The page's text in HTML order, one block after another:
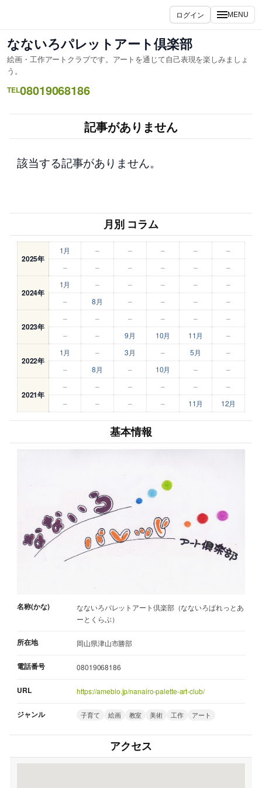
ス
キ
プ
ログイン MENU
なないろパレットアート倶楽部
絵画・工作アートクラブです。アートを通じて自己表現を楽しみましょ
う。
TEL08019068186
記事がありません
該当する記事がありません。
月別 コラム
2025年
1月 – – – –
–
–
– – – – –
2024年
1月 – – – –
–
–
8月 – – – –
2023年
– – – – –
–
–
– 9月 10月 11月 –
2022年
1月 – 3月 – 5月
–
–
8月 – 10月 – –
2021年
– – – – –
–
–
– – – 11月 12月
基本情報
名称(かな)
なないろパレットアート倶楽部（なないろぱれっとあ
ーとくらぶ）
所在地 岡山県津山市勝部
電話番号 08019068186
URL https://ameblo.jp/nanairo-palette-art-club/
ジャンル 子育て 絵画 教室 美術 工作 アート
アクセス